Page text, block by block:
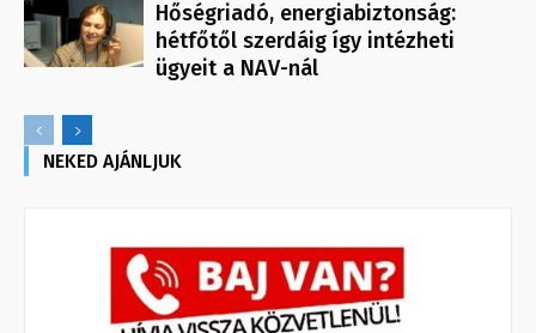
Hőségriadó, energiabiztonság:
hétfőtől szerdáig így intézheti
ügyeit a NAV-nál
NEKED AJÁNLJUK